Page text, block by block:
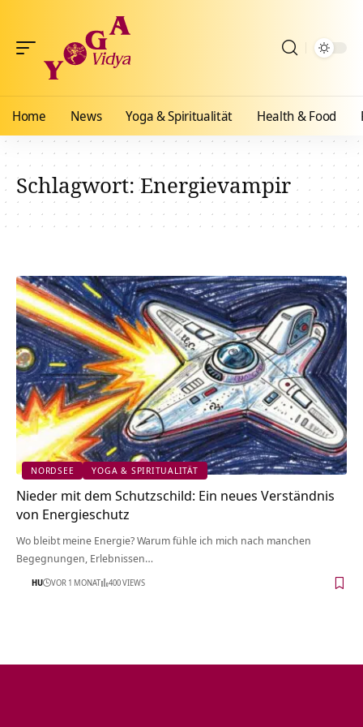
Home News Yoga & Spiritualität Health & Food
Schlagwort:Energievampir
NORDSEE YOGA & SPIRITUALITÄT
Nieder mit dem Schutzschild: Ein neues Verständnis
von Energieschutz
Wo bleibt meine Energie? Warum fühle ich mich nach manchen
Begegnungen, Erlebnissen…
HU VOR 1 MONAT 400 VIEWS